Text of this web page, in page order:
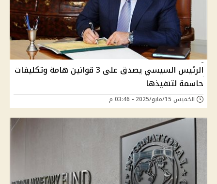
الرئيس السيسي يصدق على 3 قوانين هامة وتكليفات
حاسمة لتنفيذها
الخميس 15/مايو/2025 - 03:46 م